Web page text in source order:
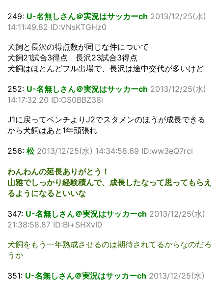
249: U-名無しさん＠実況はサッカーch 2013/12/25(水)
14:11:49.82 ID:VNsKTGHz0
犬飼と長沢の得点数が同じな件について
犬飼21試合3得点 長沢23試合3得点
犬飼はほとんどフル出場で、長沢は途中交代が多いけど
252: U-名無しさん＠実況はサッカーch 2013/12/25(水)
14:17:32.20 ID:OS0BBZ38i
J1に戻ってベンチよりJ2でスタメンのほうが成長できる
から犬飼はあと1年頑張れ
256: 松 2013/12/25(水) 14:34:58.69 ID:ww3eQ7rci
わんわんの延長ありがとう！
山雅でしっかり経験積んで、成長したなって思ってもらえ
るようになるといいな
347: U-名無しさん＠実況はサッカーch 2013/12/25(水)
21:38:58.87 ID:Bl+SHXvI0
犬飼をもう一年熟成させるのは期待されてるからなのだろ
うか
351: U-名無しさん＠実況はサッカーch 2013/12/25(水)